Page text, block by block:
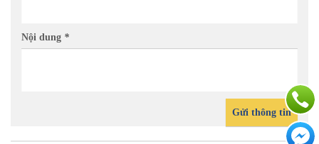
Nội dung *
Gửi thông tin